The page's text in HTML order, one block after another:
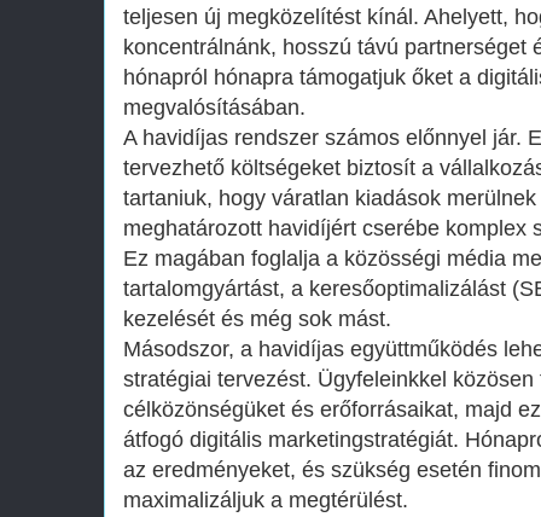
teljesen új megközelítést kínál. Ahelyett,
koncentrálnánk, hosszú távú partnerséget
hónapról hónapra támogatjuk őket a
megvalósításában.
A havidíjas rendszer számos előnnyel jár.
tervezhető költségeket biztosít a
tartaniuk, hogy váratlan kiadások
meghatározott havidíjért cserébe komplex
Ez magában foglalja a közösségi média
tartalomgyártást, a keresőoptimalizálást
kezelését és még sok mást.
Másodszor, a havidíjas együttműködés
stratégiai tervezést. Ügyfeleinkkel
célközönségüket és erőforrásaikat, majd
átfogó digitális marketingstratégiát.
az eredményeket, és szükség esetén
maximalizáljuk a megtérülést.